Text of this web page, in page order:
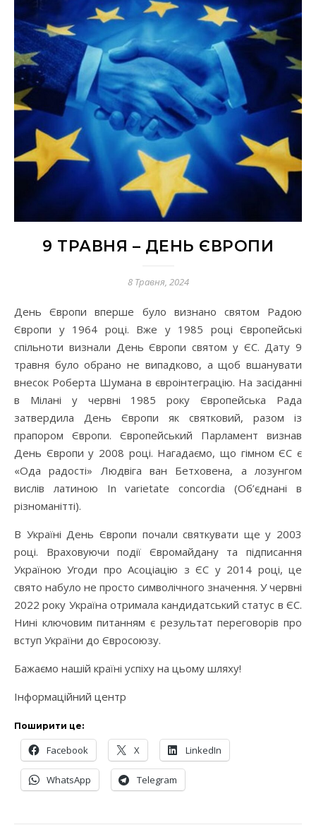
9 ТРАВНЯ – ДЕНЬ ЄВРОПИ
8 Травня, 2024
День Європи вперше було визнано святом Радою
Європи у 1964 році. Вже у 1985 році Європейські
спільноти визнали День Європи святом у ЄС. Дату 9
травня було обрано не випадково, а щоб вшанувати
внесок Роберта Шумана в євроінтеграцію. На засіданні
в Мілані у червні 1985 року Європейська Рада
затвердила День Європи як святковий, разом із
прапором Європи. Європейський Парламент визнав
День Європи у 2008 році. Нагадаємо, що гімном ЄС є
«Ода радості» Людвіга ван Бетховена, а лозунгом
вислів латиною In varietate concordia (Об’єднані в
різноманітті).
В Україні День Європи почали святкувати ще у 2003
році. Враховуючи події Євромайдану та підписання
Україною Угоди про Асоціацію з ЄС у 2014 році, це
свято набуло не просто символічного значення. У червні
2022 року Україна отримала кандидатський статус в ЄС.
Нині ключовим питанням є результат переговорів про
вступ України до Євросоюзу.
Бажаємо нашій країні успіху на цьому шляху!
Інформаційний центр
Поширити це:
Facebook X LinkedIn
WhatsApp Telegram